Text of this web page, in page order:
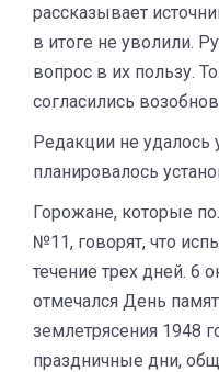
рассказывает
в итоге не уволили.
вопрос в их пользу.
согласились
Редакции не удалось
планировалось
Горожане, которые
№11, говорят, что
течение трех дней. 6
отмечался День
землетрясения 1948
праздничные дни,